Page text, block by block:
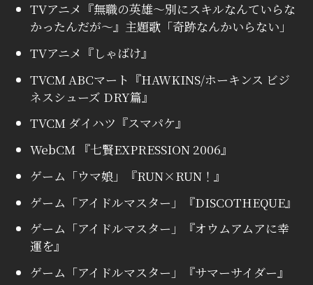
TVアニメ『無職の英雄〜別にスキルなんていらな
かったんだが〜』主題歌「奇跡なんかいらない」
TVアニメ『しゃばけ』
TVCM ABCマート『HAWKINS/ホーキンス ビジ
ネスシューズ DRY篇』
TVCM ダイハツ『スマパケ』
WebCM 『七賢EXPRESSION 2006』
ゲーム「ウマ娘」『RUN×RUN！』
ゲーム「アイドルマスター」『DISCOTHEQUE』
ゲーム「アイドルマスター」『オウムアムアに幸
運を』
ゲーム「アイドルマスター」『サマーサイダー』